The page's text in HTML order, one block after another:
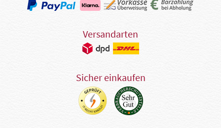
Versandarten
Sicher einkaufen